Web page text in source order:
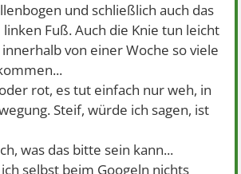
und schließlich auch das
Fuß. Auch die Knie tun leicht
innerhalb von einer Woche so viele
rot, es tut einfach nur weh, in
Steif, würde ich sagen, ist
was das bitte sein kann...
selbst beim Googeln nichts